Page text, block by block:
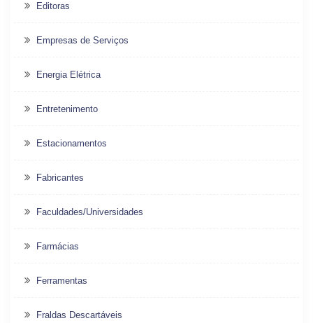
Editoras
Empresas de Serviços
Energia Elétrica
Entretenimento
Estacionamentos
Fabricantes
Faculdades/Universidades
Farmácias
Ferramentas
Fraldas Descartáveis